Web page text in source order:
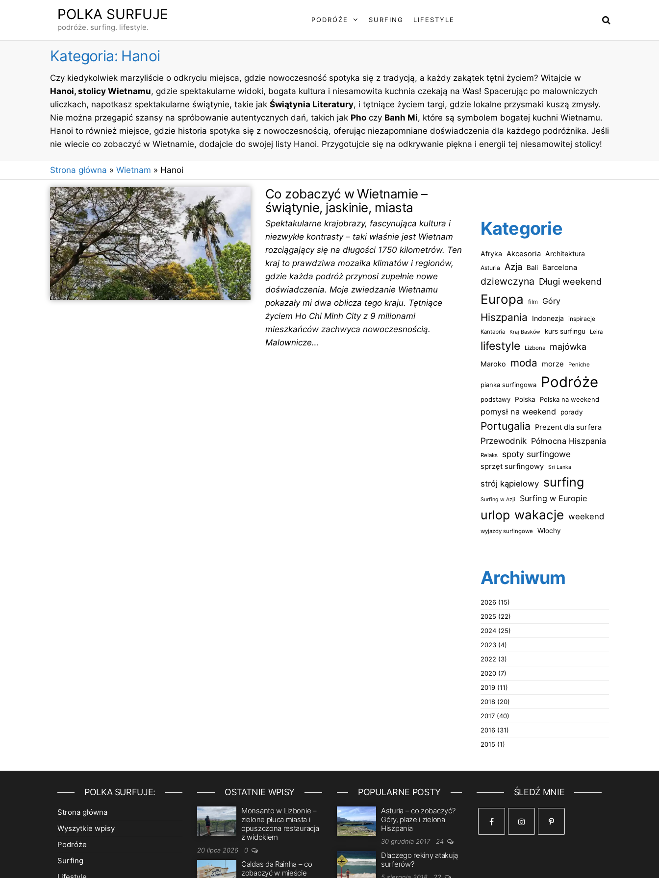
POLKA SURFUJE
podróże. surfing. lifestyle.
PODRÓŻE SURFING LIFESTYLE
Kategoria: Hanoi
Czy kiedykolwiek marzyliście o odkryciu miejsca, gdzie nowoczesność spotyka się z tradycją, a każdy zakątek tętni życiem? Witajcie w
Hanoi, stolicy Wietnamu, gdzie spektakularne widoki, bogata kultura i niesamowita kuchnia czekają na Was! Spacerując po malowniczych
uliczkach, napotkasz spektakularne świątynie, takie jak Świątynia Literatury, i tętniące życiem targi, gdzie lokalne przysmaki kuszą zmysły.
Nie można przegapić szansy na spróbowanie autentycznych dań, takich jak Pho czy Banh Mi, które są symbolem bogatej kuchni Wietnamu.
Hanoi to również miejsce, gdzie historia spotyka się z nowoczesnością, oferując niezapomniane doświadczenia dla każdego podróżnika. Jeśli
nie wiecie co zobaczyć w Wietnamie, dodajcie do swojej listy Hanoi. Przygotujcie się na odkrywanie piękna i energii tej niesamowitej stolicy!
Strona główna » Wietnam » Hanoi
Co zobaczyć w Wietnamie –
świątynie, jaskinie, miasta
Spektakularne krajobrazy, fascynująca kultura i
niezwykłe kontrasty – taki właśnie jest Wietnam
rozciągający się na długości 1750 kilometrów. Ten
kraj to prawdziwa mozaika klimatów i regionów,
gdzie każda podróż przynosi zupełnie nowe
doświadczenia. Moje zwiedzanie Wietnamu
pokazały mi dwa oblicza tego kraju. Tętniące
życiem Ho Chi Minh City z 9 milionami
mieszkańców zachwyca nowoczesnością.
Malownicze…
Kategorie
Afryka Akcesoria Architektura
Asturia Azja Bali Barcelona
dziewczyna Długi weekend
Europa film Góry
Hiszpania Indonezja inspiracje
Kantabria Kraj Basków kurs surfingu Leira
lifestyle Lizbona majówka
Maroko moda morze Peniche
pianka surfingowa Podróże
podstawy Polska Polska na weekend
pomysł na weekend porady
Portugalia Prezent dla surfera
Przewodnik Północna Hiszpania
Relaks spoty surfingowe
sprzęt surfingowy Sri Lanka
strój kąpielowy surfing
Surfing w Azji Surfing w Europie
urlop wakacje weekend
wyjazdy surfingowe Włochy
Archiwum
2026(15)
2025 (22)
2024(25)
2023(4)
2022 (3)
2020(7)
2019(11)
2018(20)
2017(40)
2016(31)
2015 (1)
POLKA SURFUJE:
Strona główna
Wyszytkie wpisy
Podróże
Surfing
OSTATNIE WPISY
Monsanto w Lizbonie –
zielone płuca miasta i
opuszczona restauracja
z widokiem
20 lipca 2026 0
Caldas da Rainha – co
zobaczyć w mieście
POPULARNE POSTY
Asturia – co zobaczyć?
Góry, plaże i zielona
Hiszpania
30 grudnia 2017 24
Dlaczego rekiny atakują
surferów?
ŚLEDŹ MNIE